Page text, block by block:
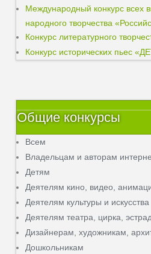
Международный конкурс всех
народного творчества
Конкурс литературного
Конкурс исторических пьес
Общие конкурсы
Всем
Владельцам и авторам
Детям
Деятелям кино, видео,
Деятелям культуры и искусства
Деятелям театра, цирка,
Дизайнерам, художникам,
Дошкольникам